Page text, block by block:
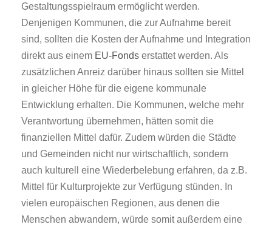
Gestaltungsspielraum ermöglicht werden.
Denjenigen Kommunen, die zur Aufnahme bereit
sind, sollten die Kosten der Aufnahme und Integration
direkt aus einem EU-Fonds erstattet werden. Als
zusätzlichen Anreiz darüber hinaus sollten sie Mittel
in gleicher Höhe für die eigene kommunale
Entwicklung erhalten. Die Kommunen, welche mehr
Verantwortung übernehmen, hätten somit die
finanziellen Mittel dafür. Zudem würden die Städte
und Gemeinden nicht nur wirtschaftlich, sondern
auch kulturell eine Wiederbelebung erfahren, da z.B.
Mittel für Kulturprojekte zur Verfügung stünden. In
vielen europäischen Regionen, aus denen die
Menschen abwandern, würde somit außerdem eine